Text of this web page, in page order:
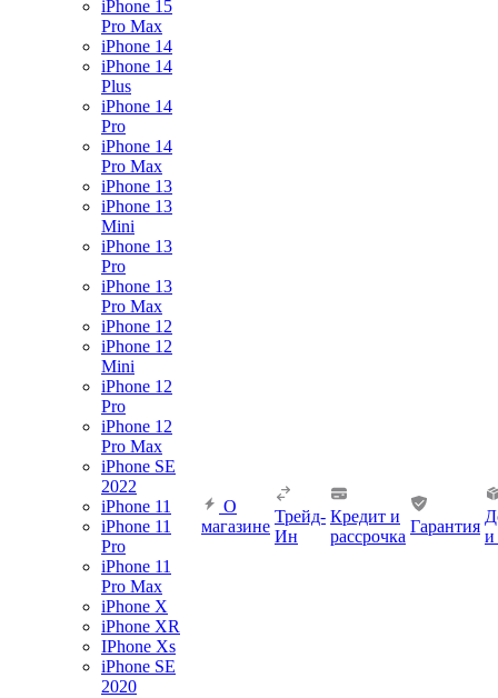
iPhone 15
Pro Max
iPhone 14
iPhone 14
Plus
iPhone 14
Pro
iPhone 14
Pro Max
iPhone 13
iPhone 13
Mini
iPhone 13
Pro
iPhone 13
Pro Max
iPhone 12
iPhone 12
Mini
iPhone 12
Pro
iPhone 12
Pro Max
iPhone SE
2022
iPhone 11
iPhone 11
Pro
iPhone 11
Pro Max
iPhone X
iPhone XR
IPhone Xs
iPhone SE
2020
О
магазине
Трейд-
Ин
Кредит и
рассрочка
Гарантия
и